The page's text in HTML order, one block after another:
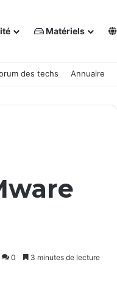
Matériels
des techs Annuaire
0 3 minutes de lecture